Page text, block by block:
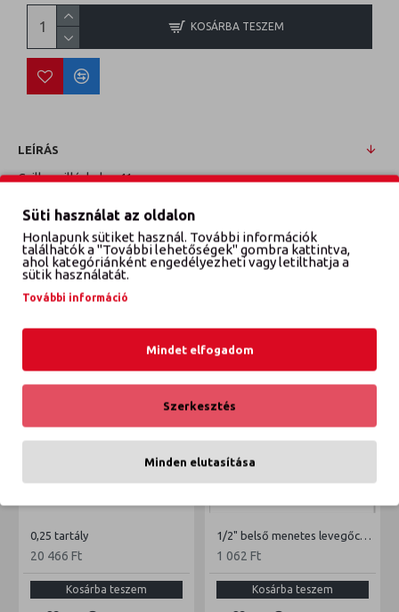
KOSÁRBA TESZEM
LEÍRÁS
Csillag villáskulcs 41mm
VÉLEMÉNYEK
0,25 tartály
20 466 Ft
Kosárba teszem
1/2" belső menetes levegőcsatlakozó
1 062 Ft
Kosárba teszem
Süti használat az oldalon
Honlapunk sütiket használ. További információk
találhatók a "További lehetőségek" gombra kattintva,
ahol kategóriánként engedélyezheti vagy letilthatja a
sütik használatát.
További információ
Mindet elfogadom
Szerkesztés
Minden elutasítása